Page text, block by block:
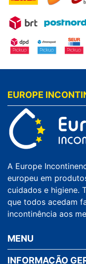
EUROPE
A Europe
europeu em
cuidados e higiene.
que todos acedam
incontinência aos
MENU
INFORMAÇÃO